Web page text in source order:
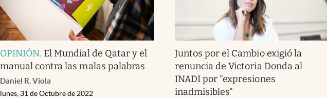
OPINIÓN. El Mundial de Qatar y el
manual contra las malas palabras
Daniel R. Viola
lunes, 31 de Octubre de 2022
Juntos por el Cambio exigió la
renuncia de Victoria Donda al
INADI por "expresiones
inadmisibles"